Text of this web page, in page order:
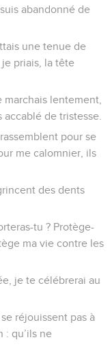
abandonné de
une tenue de
priais, la tête
lentement,
accablé de tristesse.
pour se
me calomnier, ils
des dents
tu ? Protège-
ma vie contre les
je te célébrerai au
réjouissent pas à
: qu’ils ne